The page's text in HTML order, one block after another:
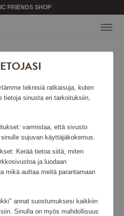
FRIENDS SHOP
teknisiä ratkaisuja, kuten
tietoja sinusta eri tarkoituksiin,
varmistaa, että sivusto
sujuvan käyttäjäkokemus.
Kerää tietoa siitä, miten
ja luodaan
mikä auttaa meitä parantamaan
annat suostumuksesi kaikkiin
Sinulla on myös mahdollisuus